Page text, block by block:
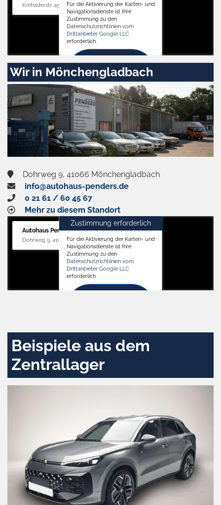
Krefelderstr. 455, 41066 Mönchengladbach
Für die Aktivierung der Karten- und
Navigationsdienste ist Ihre
Zustimmung zu den
Datenschutzrichtlinien vom
Drittanbieter Google LLC
erforderlich.
Zustimmen
und
aktivieren
Wir in Mönchengladbach
Dohrweg 9, 41066 Mönchengladbach
info@autohaus-penders.de
0 21 61 / 60 45 67
Mehr zu diesem Standort
Autohaus Penders (Service)
Dohrweg 9, 41066 Mönchengladbach
Zustimmung erforderlich
Für die Aktivierung der Karten- und
Navigationsdienste ist Ihre
Zustimmung zu den
Datenschutzrichtlinien vom
Drittanbieter Google LLC
erforderlich.
Beispiele aus dem
Zentrallager